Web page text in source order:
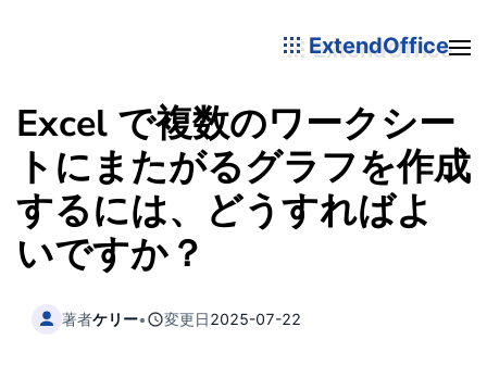
ExtendOffice
Excel で複数のワークシー
トにまたがるグラフを作成
するには、どうすればよ
いですか？
著者ケリー• 変更日2025-07-22